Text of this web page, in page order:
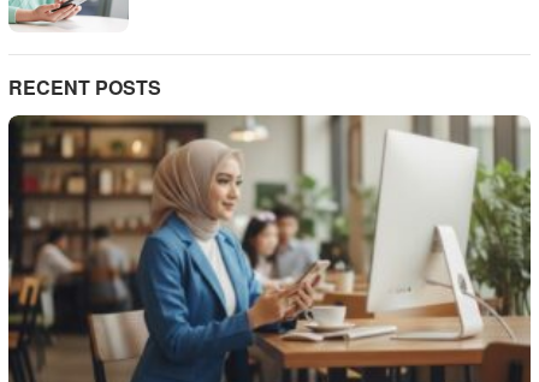
RECENT POSTS